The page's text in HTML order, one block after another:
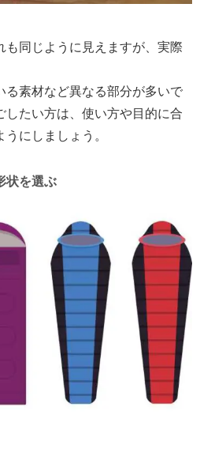
も同じように見えますが、実際
る素材など異なる部分が多いで
したい方は、使い方や目的に合
にしましょう。
状を選ぶ